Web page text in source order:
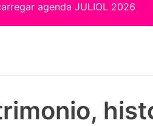
agenda JULIOL 2026